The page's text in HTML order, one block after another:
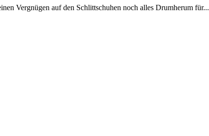
Vergnügen auf den Schlittschuhen noch alles Drumherum für...